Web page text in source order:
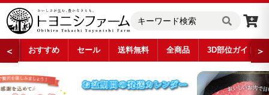
＜ おすすめ セール 送料無料 全商品 3D部位ガイド ＞